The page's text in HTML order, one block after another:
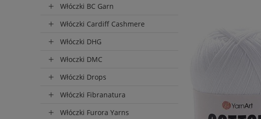
Włóczki BC Garn
Włóczki Cardiff Cashmere
Włóczki DHG
Włoczki DMC
Włóczki Drops
Włóczki Fibranatura
Włóczki Furora Yarns